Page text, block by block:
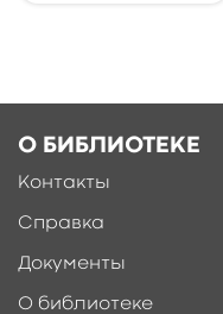
О БИБЛИОТЕКЕ
Контакты
Справка
Документы
О библиотеке